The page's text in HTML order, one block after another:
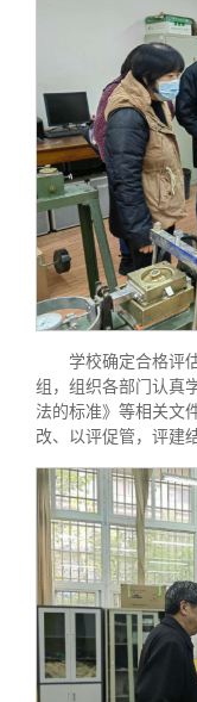
学校确定合格评
组，组织各部门认真
法的标准》等相关文
改、以评促管，评建